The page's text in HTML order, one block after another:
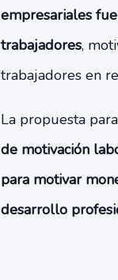
empresariales
trabajadores,
trabajadores en
La propuesta
de motivación
para motivar
desarrollo